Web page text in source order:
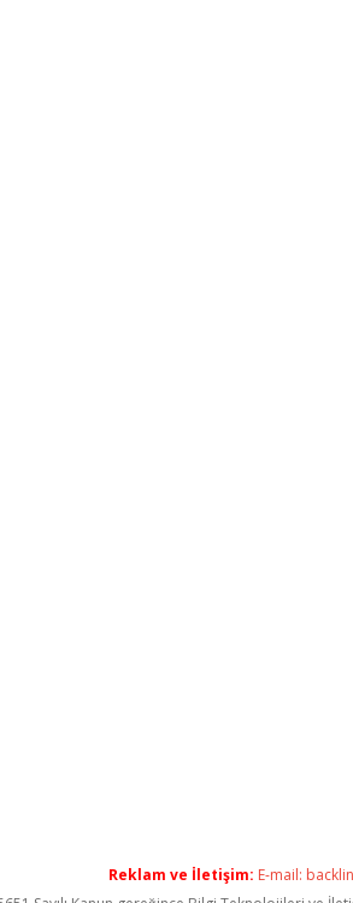
Reklam ve İletişim: E-mail: